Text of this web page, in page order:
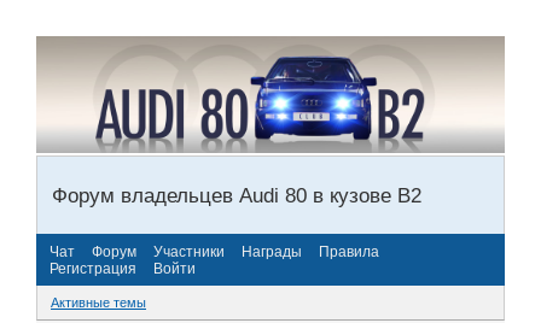
Форум владельцев Audi 80 в кузове В2
Чат Форум Участники Награды
Правила
Регистрация
Войти
Активные темы